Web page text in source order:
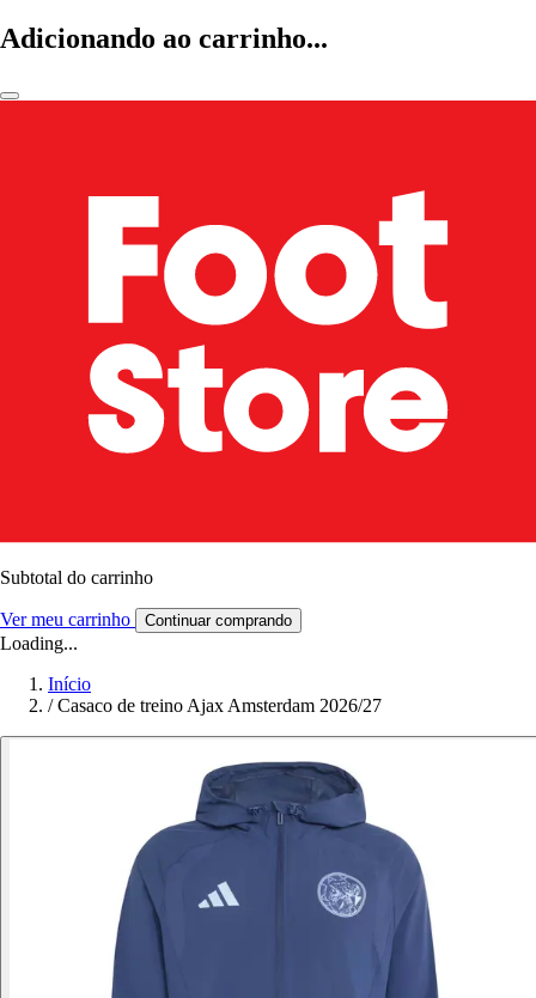
Adicionando ao carrinho...
Subtotal do carrinho
Ver meu carrinho Continuar comprando
Loading...
Início
/ Casaco de treino Ajax Amsterdam 2026/27